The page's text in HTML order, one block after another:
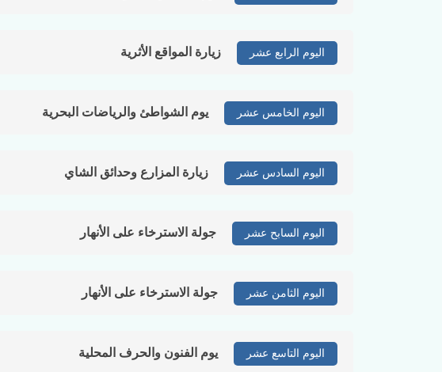
اليوم الرابع عشر زيارة المواقع الأثرية
اليوم الخامس عشر يوم الشواطئ والرياضات البحرية
اليوم السادس عشر زيارة المزارع وحدائق الشاي
اليوم السابح عشر جولة الاسترخاء على الأنهار
اليوم الثامن عشر جولة الاسترخاء على الأنهار
اليوم التاسع عشر يوم الفنون والحرف المحلية